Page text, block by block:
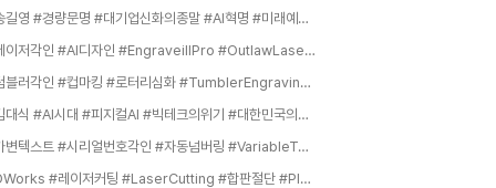
#송길영 #경량문명 #대기업신화의종말 #AI혁명 #미래예측 #구조조정 #커리어전략 #1인기업 #지식인사이드 #생존전략,
#레이저각인 #AI디자인 #EngraveillPro #OutlawLaserStudio #AI아트생성 #스크롤워크 #커스텀그립,
#텀블러각인 #컵마킹 #로터리심화 #TumblerEngraving #왜곡보정 #원통형마킹 #기프트샵창업 #로터리보정 #실전레이저작업,
#김대식 #AI시대 #피지컬AI #빅테크의위기 #대한민국의기회 #챗GPT #검색에서대화로 #제조업혁명 #바이브코딩 #지식인사이드,
#가변텍스트 #시리얼번호각인 #자동넘버링 #VariableText #레이저자동화 #일련번호마킹 #CSV데이터각인 #대량생산팁 #라이트번고급기능,
RDWorks #레이저커팅 #LaserCutting #합판절단 #PlywoodCutting #아크릴절단 #AcrylicCutting #MDF #레이저조각기 #레이저각인,